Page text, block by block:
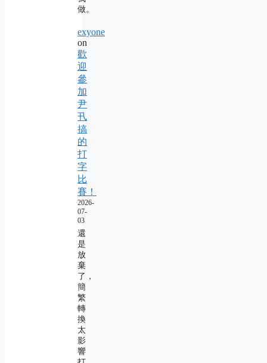
做。
exyone
on
歡
迎
參
加
尹
卂
搞
的
打
字
比
賽！
2026-
07-
03
還
是
放
棄
了，
簡
繁
轉
換
太
影
響